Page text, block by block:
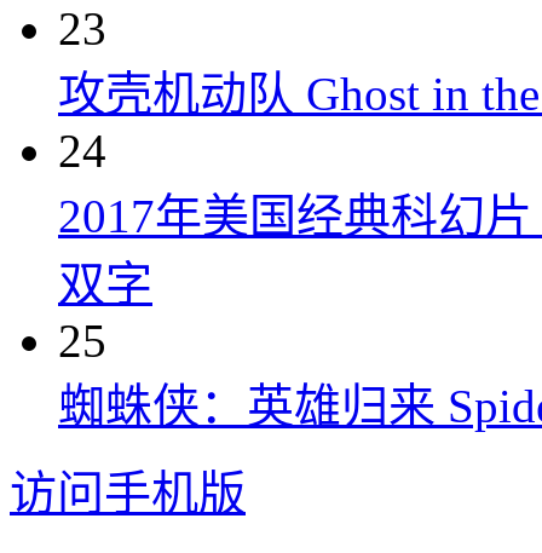
23
攻壳机动队 Ghost in
24
2017年美国经典科幻
双字
25
蜘蛛侠：英雄归来
访问手机版